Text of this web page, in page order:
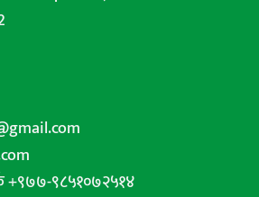
+९७७-९८५१०७२५१४